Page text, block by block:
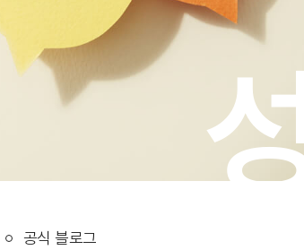
공식 블로그